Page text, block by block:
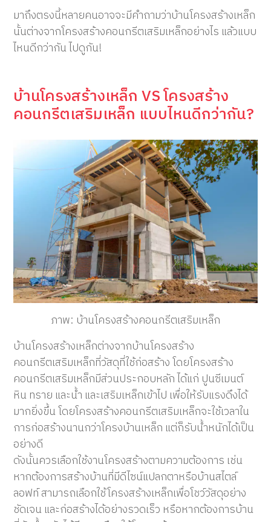
มาถึงตรงนี้หลายคนอาจจะมีคำถามว่าบ้านโครงสร้างเหล็ก
นั้นต่างจากโครงสร้างคอนกรีตเสริมเหล็กอย่างไร แล้วแบบ
ไหนดีกว่ากัน ไปดูกัน!
บ้านโครงสร้างเหล็ก VS โครงสร้าง
คอนกรีตเสริมเหล็ก แบบไหนดีกว่ากัน?
ภาพ: บ้านโครงสร้างคอนกรีตเสริมเหล็ก
บ้านโครงสร้างเหล็กต่างจากบ้านโครงสร้าง
คอนกรีตเสริมเหล็กที่วัสดุที่ใช้ก่อสร้าง โดยโครงสร้าง
คอนกรีตเสริมเหล็กมีส่วนประกอบหลัก ได้แก่ ปูนซีเมนต์
หิน ทราย และน้ำ และเสริมเหล็กเข้าไป เพื่อให้รับแรงดึงได้
มากยิ่งขึ้น โดยโครงสร้างคอนกรีตเสริมเหล็กจะใช้เวลาใน
การก่อสร้างนานกว่าโครงบ้านเหล็ก แต่ก็รับน้ำหนักได้เป็น
อย่างดี
ดังนั้นควรเลือกใช้งานโครงสร้างตามความต้องการ เช่น
หากต้องการสร้างบ้านที่มีดีไซน์แปลกตาหรือบ้านสไตล์
ลอฟท์ สามารถเลือกใช้โครงสร้างเหล็กเพื่อโชว์วัสดุอย่าง
ชัดเจน และก่อสร้างได้อย่างรวดเร็ว หรือหากต้องการบ้าน